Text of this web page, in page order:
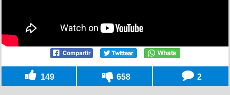
149 658 2